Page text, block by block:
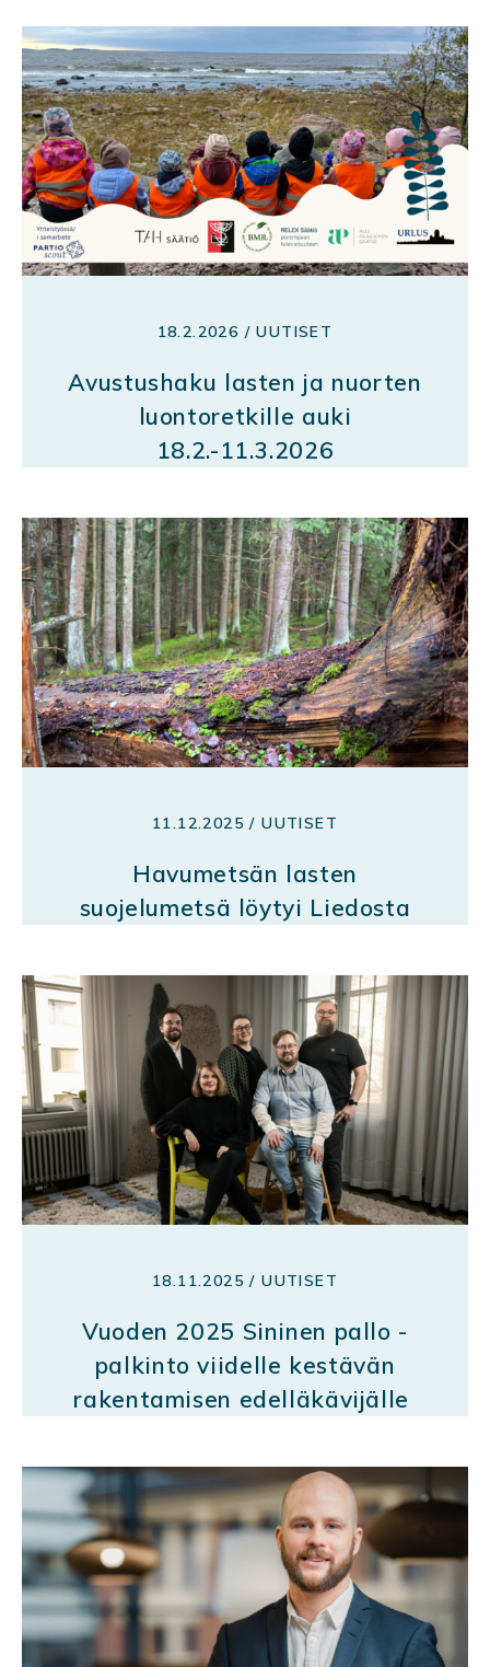
18.2.2026 / UUTISET
Avustushaku lasten ja nuorten
luontoretkille auki
18.2.-11.3.2026
11.12.2025 / UUTISET
Havumetsän lasten
suojelumetsä löytyi Liedosta
18.11.2025 / UUTISET
Vuoden 2025 Sininen pallo -
palkinto viidelle kestävän
rakentamisen edelläkävijälle